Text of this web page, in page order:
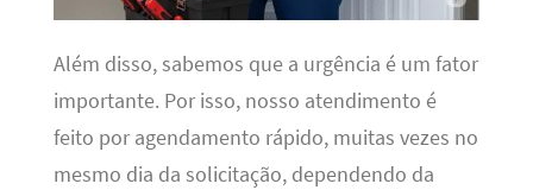
Além disso, sabemos que a urgência é um fator
importante. Por isso, nosso atendimento é
feito por agendamento rápido, muitas vezes no
mesmo dia da solicitação, dependendo da